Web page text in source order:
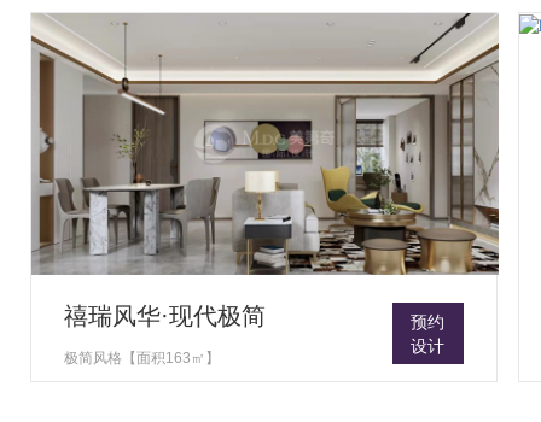
禧瑞风华·现代极简
极简风格【面积163㎡】
预约
设计